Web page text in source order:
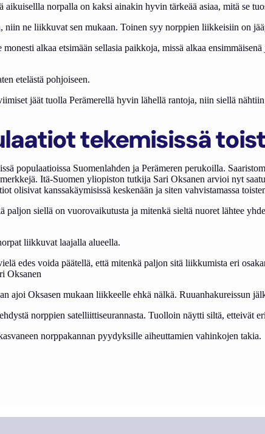
norpalla on kaksi ainakin hyvin tärkeää asiaa, mitä se
niin ne liikkuvat sen mukaan. Toinen syy norppien liikkeisiin on
alkaa etsimään sellasia paikkoja, missä alkaa
etelästä pohjoiseen.
jäät tuolla Perämerellä hyvin lähellä rantoja, niin siellä
tekemisissä
populaatioissa Suomenlahden ja Perämeren perukoilla.
Itä-Suomen yliopiston tutkija Sari Oksanen arvioi nyt
olisivat kanssakäymisissä keskenään ja siten vahvistamassa
paljon siellä on vuorovaikutusta ja mitenkä sieltä nuoret lähtee
liikkuvat laajalla alueella.
edes voida päätellä, että mitenkä paljon sitä liikkumista eri
Oksanen
ajoi Oksasen mukaan liikkeelle ehkä nälkä. Ruuanhakureissun
norppien satelliittiseurannasta. Tuolloin näytti siltä, etteivät
norppakannan pyydyksille aiheuttamien vahinkojen takia.